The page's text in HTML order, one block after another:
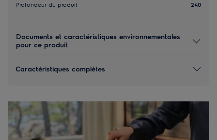
Profondeur du produit 240
Documents et caractéristiques environnementales
pour ce produit
Caractéristiques complètes